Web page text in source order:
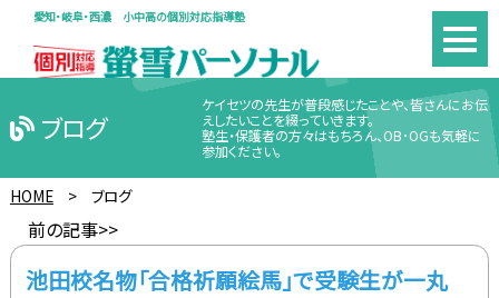
愛知・岐阜・西濃 小中高の個別対応指導塾
ブログ
ケイセツの先生が普段感じたことや、皆さんにお伝
えしたいことを綴っていきます。
塾生・保護者の方々はもちろん、OB･OGも気軽に
参加ください。
HOME> ブログ
前の記事>>
池田校名物「合格祈願絵馬」で受験生が一丸